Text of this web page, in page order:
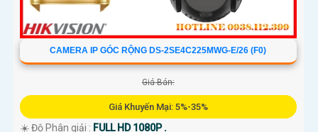
CAMERA IP GÓC RỘNG DS-2SE4C225MWG-E/26 (F0)
Giá Bán:
Giá Khuyến Mại: 5%-35%
☀️ Độ Phân giải : FULL HD 1080P .